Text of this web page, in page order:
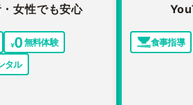
女性でも安心
無料体験
タル
食事指導